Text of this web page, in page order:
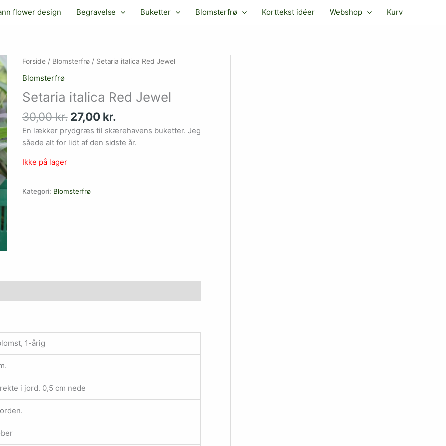
flower design Begravelse Buketter Blomsterfrø Korttekst idéer Webshop Kurv
Forside/ Blomsterfrø/ Setaria italica Red Jewel
Blomsterfrø
Setaria italica Red Jewel
30,00kr.
Den
var:
27,00 kr.
Den
er:
En lækker prydgræs til skærehavens buketter. Jeg
såede alt for lidt af den sidste år.
Ikke på lager
Kategori: Blomsterfrø
1-årig
i jord. 0,5 cm nede